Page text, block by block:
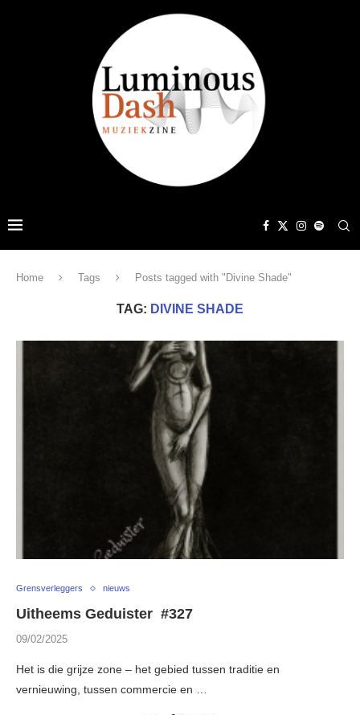
Home Tags Posts tagged with "Divine Shade"
TAG: DIVINE SHADE
Grensverleggers nieuws
Uitheems Geduister #327
09/02/2025
Het is die grijze zone – het gebied tussen traditie en
vernieuwing, tussen commercie en …